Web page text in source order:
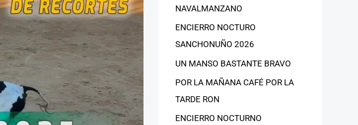
NAVALMANZANO
ENCIERRO NOCTURO
SANCHONUÑO 2026
UN MANSO BASTANTE BRAVO
POR LA MAÑANA CAFÉ POR LA
TARDE RON
ENCIERRO NOCTURNO